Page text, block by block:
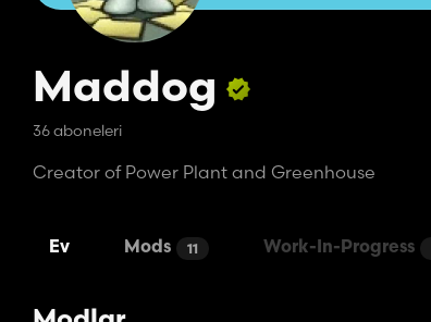
Maddog
36 aboneleri
Creator of Power Plant and Greenhouse
Ev Mods 11 Work-In-Progress